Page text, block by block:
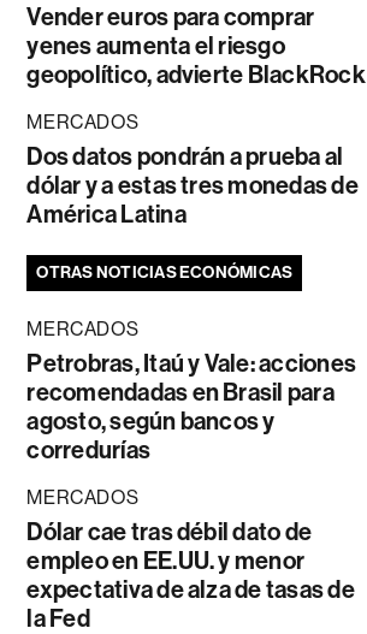
Vender euros para comprar
yenes aumenta el riesgo
geopolítico, advierte BlackRock
MERCADOS
Dos datos pondrán a prueba al
dólar y a estas tres monedas de
América Latina
OTRAS NOTICIAS ECONÓMICAS
MERCADOS
Petrobras, Itaú y Vale: acciones
recomendadas en Brasil para
agosto, según bancos y
corredurías
MERCADOS
Dólar cae tras débil dato de
empleo en EE.UU. y menor
expectativa de alza de tasas de
la Fed